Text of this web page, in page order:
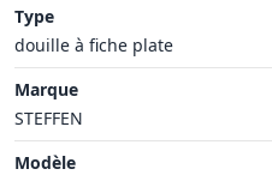
Type
douille à fiche plate
Marque
STEFFEN
Modèle